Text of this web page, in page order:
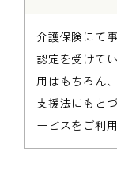
介護保険にて
認定を受けて
用はもちろん
支援法にもと
ービスをご利